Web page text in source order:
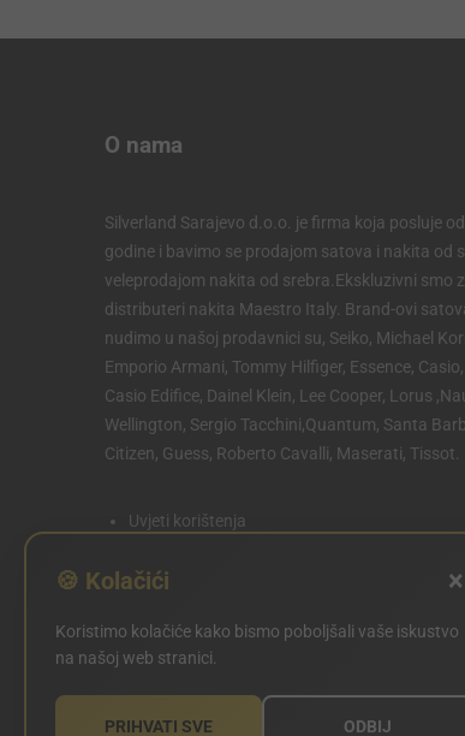
O nama
Silverland Sarajevo d.o.o. je firma koja posluje
godine i bavimo se prodajom satova i nakita od
veleprodajom nakita od srebra.Ekskluzivni smo
distributeri nakita Maestro Italy. Brand-ovi
nudimo u našoj prodavnici su, Seiko, Michael
Emporio Armani, Tommy Hilfiger, Essence,
Casio Edifice, Dainel Klein, Lee Cooper, Lorus
Wellington, Sergio Tacchini,Quantum, Santa
Citizen, Guess, Roberto Cavalli, Maserati, Tissot.
Uvjeti korištenja
Politika kolačića
POSTAVKE KOLAČIĆA
🍪 Kolačići ×
Koristimo kolačiće kako bismo poboljšali vaše iskustvo
na našoj web stranici.
PRIHVATI SVE ODBIJ